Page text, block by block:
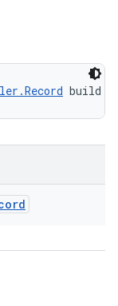
build